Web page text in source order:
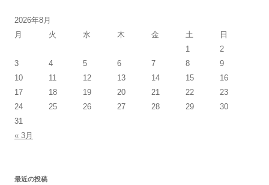
2026年8月
月
火 水 木 金 土 日
« 3月
1
2
3
4 5 6 7 8
9
10
11 12 13 14 15
16
17
18 19 20 21 22
23
24
25 26 27 28 29
30
31
最近の投稿